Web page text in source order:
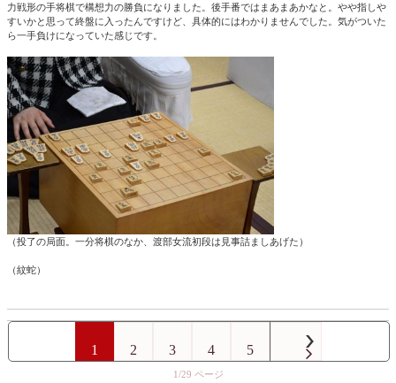
力戦形の手将棋で構想力の勝負になりました。後手番ではまあまあかなと。やや指しや
すいかと思って終盤に入ったんですけど、具体的にはわかりませんでした。気がついた
ら一手負けになっていた感じです。
（投了の局面。一分将棋のなか、渡部女流初段は見事詰ましあげた）
（紋蛇）
1/29
1 2 3 4 5